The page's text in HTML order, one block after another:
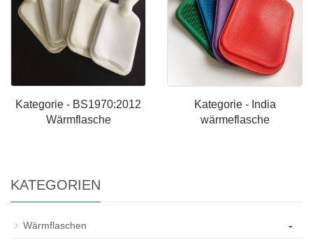
Kategorie - BS1970:2012
Wärmflasche
Kategorie - India
wärmeflasche
KATEGORIEN
Wärmflaschen -